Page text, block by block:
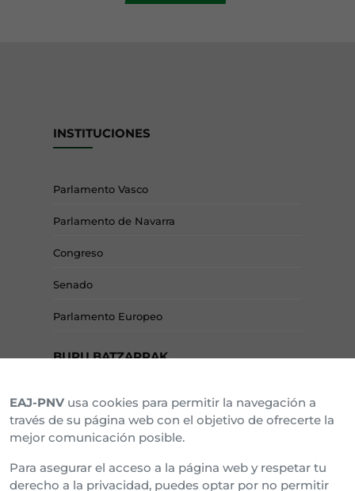
INSTITUCIONES
Parlamento Vasco
Parlamento de Navarra
Congreso
Senado
Parlamento Europeo
BURU BATZARRAK
Araba Buru Batzar
Bizkai Buru Batzar
Gipuzko Buru Batzar
EAJ-PNV usa cookies para permitir la navegación a
través de su página web con el objetivo de ofrecerte la
mejor comunicación posible.
Para asegurar el acceso a la página web y respetar tu
derecho a la privacidad, puedes optar por no permitir